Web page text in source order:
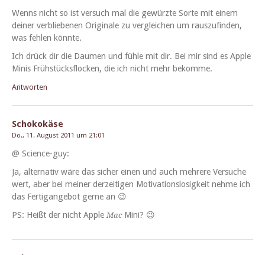
Wenns nicht so ist ver­such mal die gewürzte Sorte mit einem
dein­er verbliebe­nen Orig­i­nale zu ver­gle­ichen um rauszufind­en,
was fehlen könnte.
Ich drück dir die Dau­men und füh­le mit dir. Bei mir sind es Apple
Min­is Früh­stücks­flock­en, die ich nicht mehr bekomme.
Antworten
Schokokäse
Do., 11. August 2011 um 21:01
@ Sci­ence-guy:
Ja, alter­na­tiv wäre das sich­er einen und auch mehrere Ver­suche
wert, aber bei mein­er derzeit­i­gen Moti­va­tion­slosigkeit nehme ich
das Fer­ti­gange­bot gerne an 😉
PS: Heißt der nicht Apple MacMini? 😉